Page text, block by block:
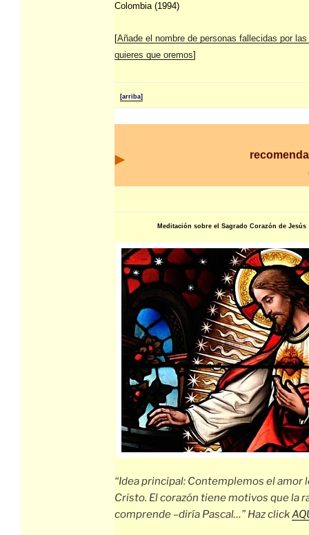
Colombia (1994)
[Añade el nombre de personas fallecidas por las
quieres que oremos]
[arriba]
Meditación sobre el Sagrado Corazón de Jesús
“Idea principal: Contemplemos el amor
Cristo. El corazón tiene motivos que la
comprende –diría Pascal…” Haz click